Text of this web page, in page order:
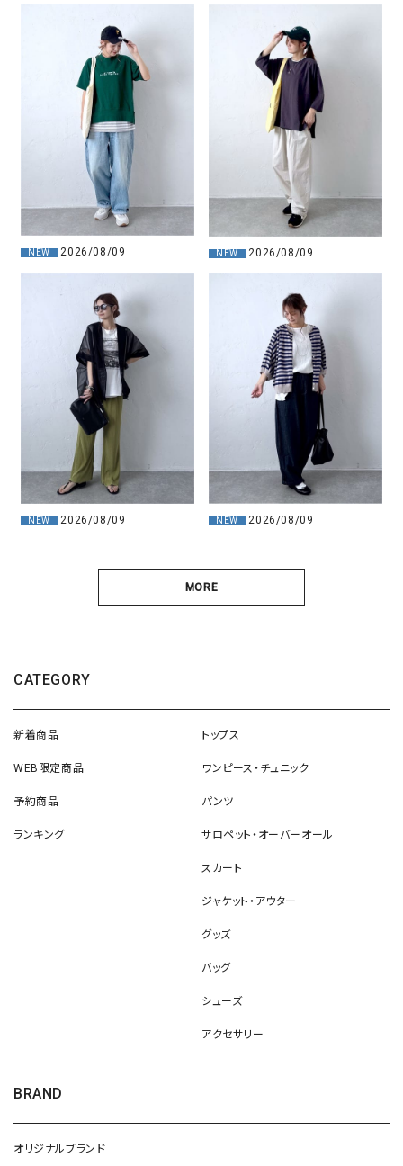
NEW 2026/08/09 NEW 2026/08/09
NEW 2026/08/09 NEW 2026/08/09
MORE
CATEGORY
新着商品
WEB限定商品
予約商品
ランキング
トップス
ワンピース・チュニック
パンツ
サロペット・オーバーオール
スカート
ジャケット・アウター
グッズ
バッグ
シューズ
アクセサリー
BRAND
オリジナルブランド